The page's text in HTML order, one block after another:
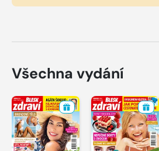
Všechna vydání